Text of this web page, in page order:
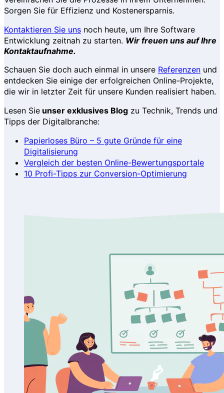
Sorgen Sie für Effizienz und Kostenersparnis.
Kontaktieren Sie uns noch heute, um Ihre Software
Entwicklung zeitnah zu starten. Wir freuen uns auf Ihre
Kontaktaufnahme.
Schauen Sie doch auch einmal in unsere Referenzen und
entdecken Sie einige der erfolgreichen Online-Projekte,
die wir in letzter Zeit für unsere Kunden realisiert haben.
Lesen Sie unser exklusives Blog zu Technik, Trends und
Tipps der Digitalbranche:
Papierloses Büro – 5 gute Gründe für eine
Digitalisierung
Vergleich der besten Online-Bewertungsportale
10 Profi-Tipps zur Conversion-Optimierung